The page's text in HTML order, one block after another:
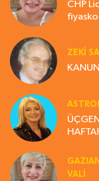
CHP
fiyasko
ZEKI
VALİ